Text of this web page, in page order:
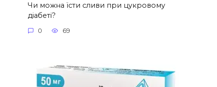
Чи можна їсти сливи при цукровому
діабеті?
0 69